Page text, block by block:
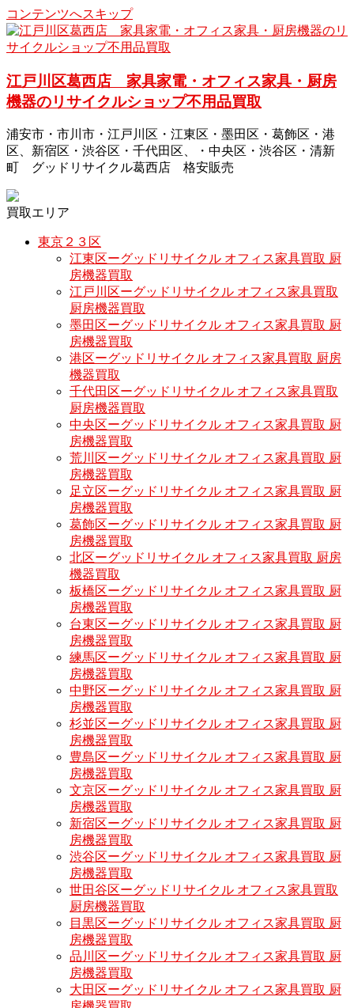
コンテンツへスキップ
江戸川区葛西店 家具家電・オフィス家具・厨房
機器のリサイクルショップ不用品買取
浦安市・市川市・江戸川区・江東区・墨田区・葛飾区・港
区、新宿区・渋谷区・千代田区、・中央区・渋谷区・清新
町 グッドリサイクル葛西店 格安販売
買取エリア
東京２３区
江東区ーグッドリサイクル オフィス家具買取 厨
房機器買取
江戸川区ーグッドリサイクル オフィス家具買取
厨房機器買取
墨田区ーグッドリサイクル オフィス家具買取 厨
房機器買取
港区ーグッドリサイクル オフィス家具買取 厨房
機器買取
千代田区ーグッドリサイクル オフィス家具買取
厨房機器買取
中央区ーグッドリサイクル オフィス家具買取 厨
房機器買取
荒川区ーグッドリサイクル オフィス家具買取 厨
房機器買取
足立区ーグッドリサイクル オフィス家具買取 厨
房機器買取
葛飾区ーグッドリサイクル オフィス家具買取 厨
房機器買取
北区ーグッドリサイクル オフィス家具買取 厨房
機器買取
板橋区ーグッドリサイクル オフィス家具買取 厨
房機器買取
台東区ーグッドリサイクル オフィス家具買取 厨
房機器買取
練馬区ーグッドリサイクル オフィス家具買取 厨
房機器買取
中野区ーグッドリサイクル オフィス家具買取 厨
房機器買取
杉並区ーグッドリサイクル オフィス家具買取 厨
房機器買取
豊島区ーグッドリサイクル オフィス家具買取 厨
房機器買取
文京区ーグッドリサイクル オフィス家具買取 厨
房機器買取
新宿区ーグッドリサイクル オフィス家具買取 厨
房機器買取
渋谷区ーグッドリサイクル オフィス家具買取 厨
房機器買取
世田谷区ーグッドリサイクル オフィス家具買取
厨房機器買取
目黒区ーグッドリサイクル オフィス家具買取 厨
房機器買取
品川区ーグッドリサイクル オフィス家具買取 厨
房機器買取
大田区ーグッドリサイクル オフィス家具買取 厨